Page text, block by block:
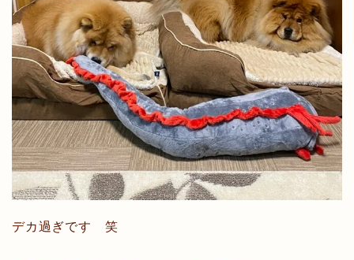
デカ過ぎです 笑